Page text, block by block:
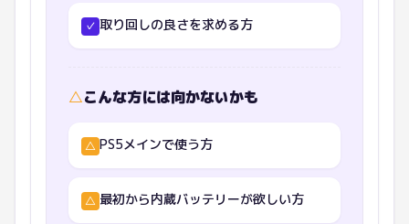
✓ 取り回しの良さを求める方
△こんな方には向かないかも
△ PS5メインで使う方
△ 最初から内蔵バッテリーが欲しい方